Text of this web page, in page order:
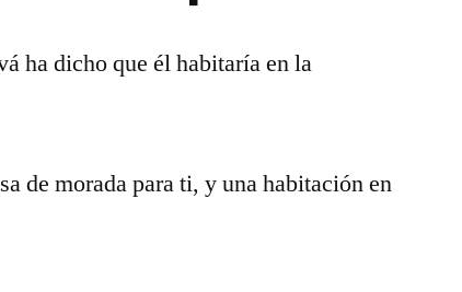
ha dicho que él habitaría en la
de morada para ti, y una habitación en